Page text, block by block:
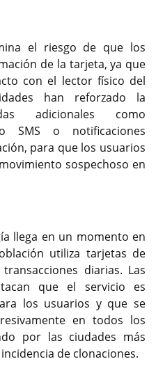
el riesgo de que los
de la tarjeta, ya que
con el lector físico del
han reforzado la
adicionales como
SMS o notificaciones
para que los usuarios
sospechoso en
llega en un momento en
utiliza tarjetas de
diarias. Las
que el servicio es
los usuarios y que se
en todos los
por las ciudades más
de clonaciones.